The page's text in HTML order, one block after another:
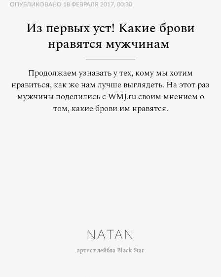
ОПУБЛИКОВАНО 18 ФЕВРАЛЯ 2017, 00:30
Из первых уст! Какие брови
нравятся мужчинам
Продолжаем узнавать у тех, кому мы хотим
нравиться, как же нам лучше выглядеть. На этот раз
мужчины поделились с WMJ.ru своим мнением о
том, какие брови им нравятся.
NATAN
артист лейбла Black Star